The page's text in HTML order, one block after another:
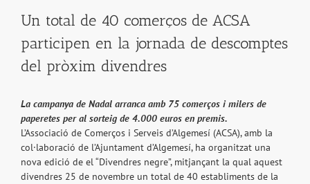
Un total de 40 comerços de ACSA
participen en la jornada de descomptes
del pròxim divendres
La campanya de Nadal arranca amb 75 comerços i milers de
paperetes per al sorteig de 4.000 euros en premis.
L’Associació de Comerços i Serveis d’Algemesí (ACSA), amb la
col·laboració de l’Ajuntament d’Algemesí, ha organitzat una
nova edició de el “Divendres negre”, mitjançant la qual aquest
divendres 25 de novembre un total de 40 establiments de la